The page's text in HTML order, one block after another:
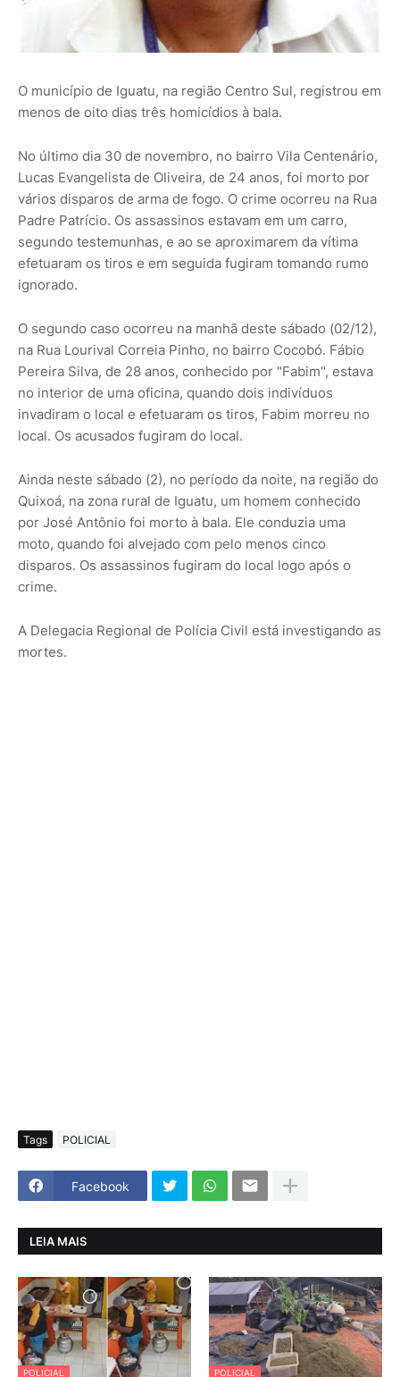
O município de Iguatu, na região Centro Sul, registrou em
menos de oito dias três homicídios à bala.
No último dia 30 de novembro, no bairro Vila Centenário,
Lucas Evangelista de Oliveira, de 24 anos, foi morto por
vários disparos de arma de fogo. O crime ocorreu na Rua
Padre Patrício. Os assassinos estavam em um carro,
segundo testemunhas, e ao se aproximarem da vítima
efetuaram os tiros e em seguida fugiram tomando rumo
ignorado.
O segundo caso ocorreu na manhã deste sábado (02/12),
na Rua Lourival Correia Pinho, no bairro Cocobó. Fábio
Pereira Silva, de 28 anos, conhecido por "Fabim", estava
no interior de uma oficina, quando dois indivíduos
invadiram o local e efetuaram os tiros, Fabim morreu no
local. Os acusados fugiram do local.
Ainda neste sábado (2), no período da noite, na região do
Quixoá, na zona rural de Iguatu, um homem conhecido
por José Antônio foi morto à bala. Ele conduzia uma
moto, quando foi alvejado com pelo menos cinco
disparos. Os assassinos fugiram do local logo após o
crime.
A Delegacia Regional de Polícia Civil está investigando as
mortes.
Tags POLICIAL
Facebook
LEIA MAIS
POLICIAL POLICIAL